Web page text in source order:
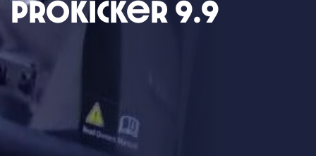
Prokicker 9.9